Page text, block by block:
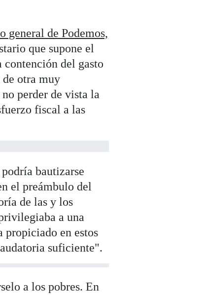
general de Podemos,
que supone el
del gasto
otra muy
perder de vista la
fiscal a las
bautizarse
el preámbulo del
de las y los
a una
propiciado en estos
suficiente".
a los pobres. En